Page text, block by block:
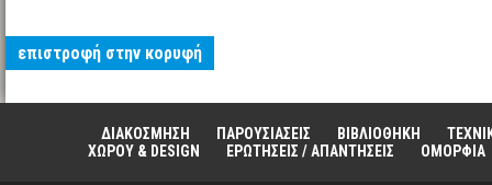
επιστροφή στην κορυφή
ΔΙΑΚΟΣΜΗΣΗ ΠΑΡΟΥΣΙΑΣΕΙΣ ΒΙΒΛΙΟΘΗΚΗ
ΧΩΡΟΥ & DESIGN
ΕΡΩΤΗΣΕΙΣ / ΑΠΑΝΤΗΣΕΙΣ ΟΜΟΡΦΙΑ